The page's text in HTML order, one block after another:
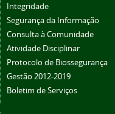
Integridade
Segurança da Informação
Consulta à Comunidade
Atividade Disciplinar
Protocolo de Biossegurança
Gestão 2012-2019
Boletim de Serviços